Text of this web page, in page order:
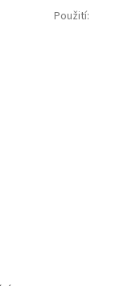
Použití: